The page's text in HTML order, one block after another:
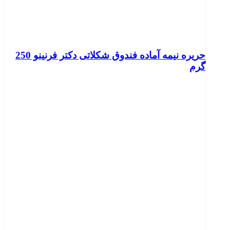
حریره نیمه آماده فندوق شکلاتی دکتر فرنینو 250
گرم